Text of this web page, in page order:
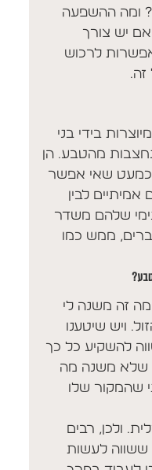
ומה ההשפעה
יש צורך
לרכוש
זה.
בידי בני
מהטבע. הן
וכמעט שאי אפשר
אמיתיים לבין
שלהם משדר
ממש כמו
מה זה משנה לי
ויש שיטענו
להשקיע כל כך
שלא משנה מה
שהמקור שלו
ולכן, רבים
ששווה לעשות